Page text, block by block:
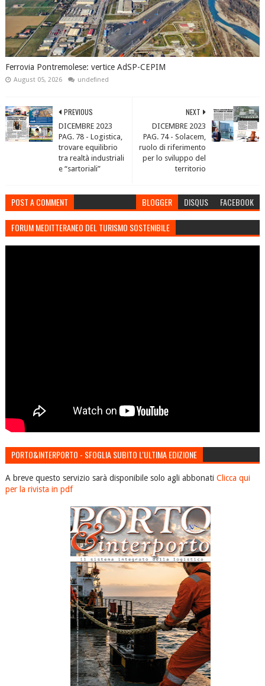
Ferrovia Pontremolese: vertice AdSP-CEPIM
August 05, 2026 undefined
NEXT
DICEMBRE 2023
PAG. 74 - Solacem,
ruolo di riferimento
per lo sviluppo del
territorio
PREVIOUS
DICEMBRE 2023
PAG. 78 - Logistica,
trovare equilibrio
tra realtà industriali
e “sartoriali”
POST A COMMENT BLOGGER DISQUS FACEBOOK
FORUM MEDITTERANEO DEL TURISMO SOSTENIBILE
PORTO&INTERPORTO - SFOGLIA SUBITO L'ULTIMA EDIZIONE
A breve questo servizio sarà disponibile solo agli abbonati Clicca qui
per la rivista in pdf